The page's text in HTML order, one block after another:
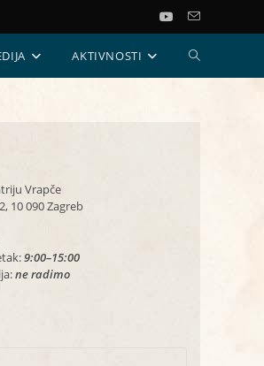
AKTIVNOSTI UKLJUČI/
Vrapče
10 090 Zagreb
9:00–15:00
ne radimo